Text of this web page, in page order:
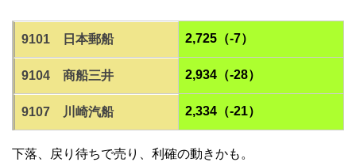
9101 日本郵船 2,725（-7）
9104 商船三井 2,934（-28）
9107 川崎汽船 2,334（-21）
下落、戻り待ちで売り、利確の動きかも。